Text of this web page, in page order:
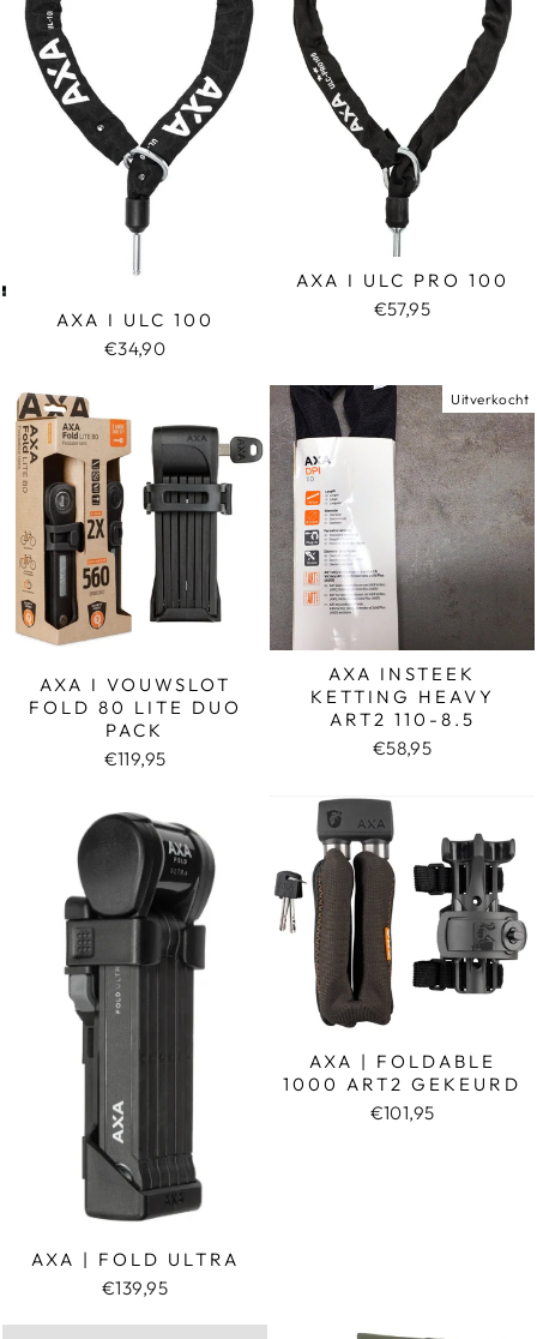
AXA I ULC 100
€34,90
AXA I ULC PRO 100
€57,95
AXA I VOUWSLOT
FOLD 80 LITE DUO
PACK
€119,95
Uitverkocht
AXA INSTEEK
KETTING HEAVY
ART2 110-8.5
€58,95
AXA | FOLD ULTRA
€139,95
AXA | FOLDABLE
1000 ART2 GEKEURD
€101,95